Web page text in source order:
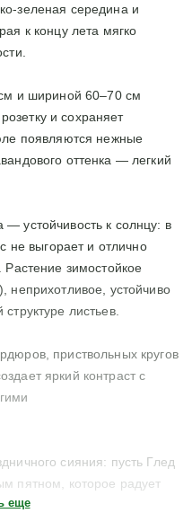
середина и
к концу лета мягко
и шириной 60–70 см
и сохраняет
появляются нежные
оттенка — легкий
устойчивость к солнцу: в
не выгорает и отлично
Растение зимостойкое
неприхотливое, устойчиво
листьев.
приствольных кругов
яркий контраст с
сияния: пусть Глед
пятном, которое радует
еще